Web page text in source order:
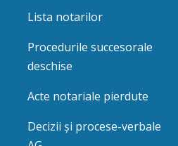
Lista notarilor
Procedurile succesorale
deschise
Acte notariale pierdute
Decizii și procese-verbale